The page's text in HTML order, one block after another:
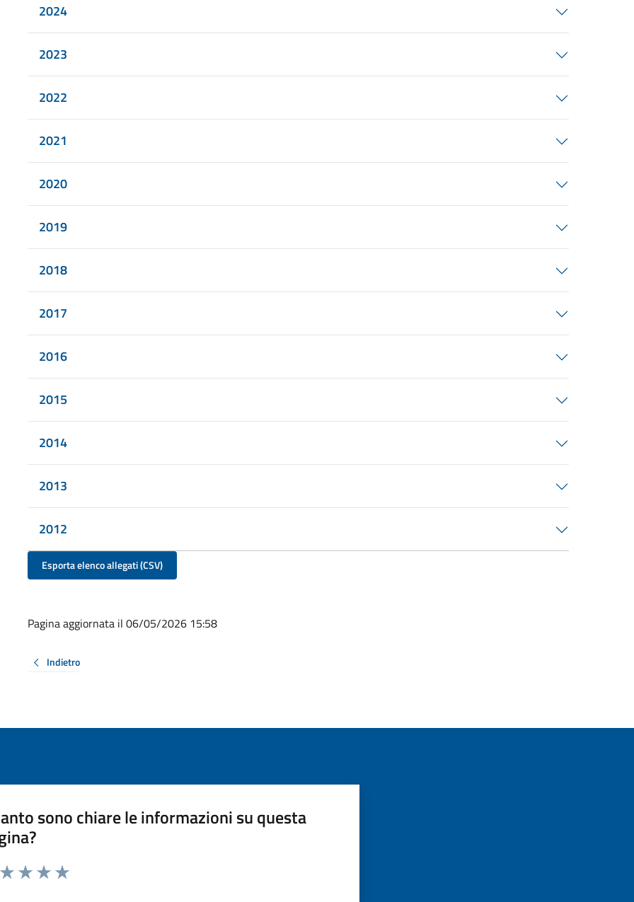
2024
2023
2022
2021
2020
2019
2018
2017
2016
2015
2014
2013
2012
Esporta elenco allegati (CSV)
Pagina aggiornata il 06/05/2026 15:58
Indietro
sono chiare le informazioni su questa
da 1 a 5 stelle la pagina